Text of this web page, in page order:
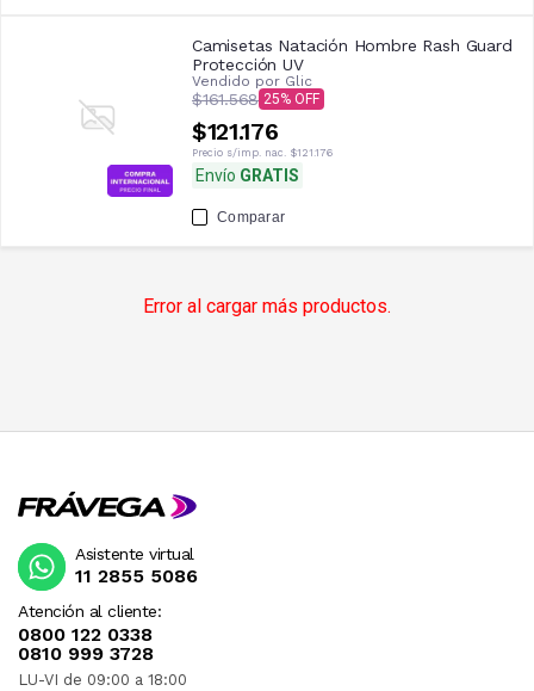
Camisetas Natación Hombre Rash Guard
Protección UV
Vendido por Glic
$161.568 25
$121.176
Precio s/imp. nac. $121.176
Envío GRATIS
Comparar
Error al cargar más productos.
Atención al cliente:
0800 122 0338
0810 999 3728
LU-VI de 09:00 a 18:00
Asistente virtual
11 2855 5086